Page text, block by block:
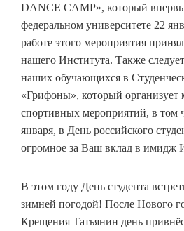
DANCE CAMP», который
федеральном университете 22
работе этого мероприятия
нашего Института. Также
наших обучающихся в
«Грифоны», который организует
спортивных мероприятий, в том
января, в День российского
огромное за Ваш вклад в имидж
В этом году День студента
зимней погодой! После Нового
Крещения Татьянин день